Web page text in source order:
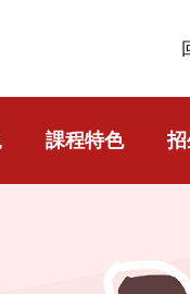
課程特色